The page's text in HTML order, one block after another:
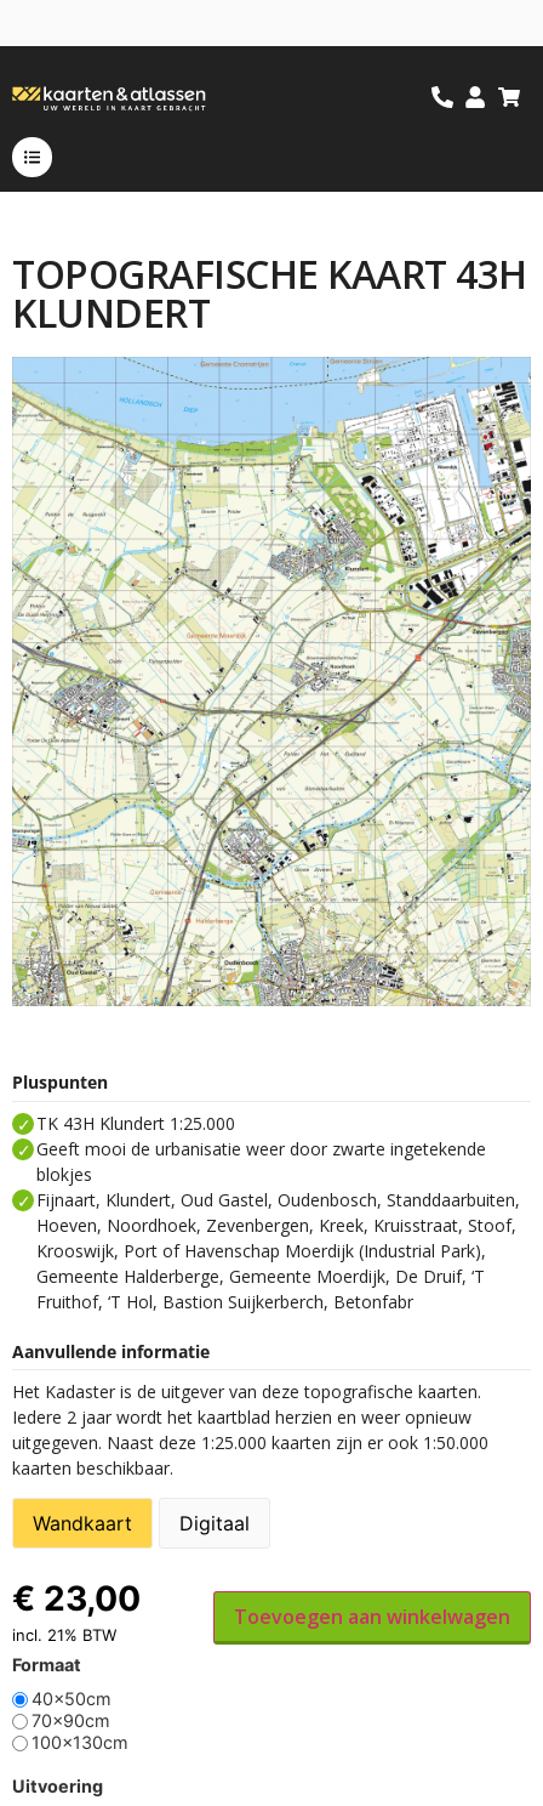
TOPOGRAFISCHE KAART 43H
KLUNDERT
Pluspunten
TK 43H Klundert 1:25.000
Geeft mooi de urbanisatie weer door zwarte ingetekende
blokjes
Fijnaart, Klundert, Oud Gastel, Oudenbosch, Standdaarbuiten,
Hoeven, Noordhoek, Zevenbergen, Kreek, Kruisstraat, Stoof,
Krooswijk, Port of Havenschap Moerdijk (Industrial Park),
Gemeente Halderberge, Gemeente Moerdijk, De Druif, ‘T
Fruithof, ‘T Hol, Bastion Suijkerberch, Betonfabr
Aanvullende informatie
Het Kadaster is de uitgever van deze topografische kaarten.
Iedere 2 jaar wordt het kaartblad herzien en weer opnieuw
uitgegeven. Naast deze 1:25.000 kaarten zijn er ook 1:50.000
kaarten beschikbaar.
Wandkaart Digitaal
Formaat
40x50cm
70x90cm
100x130cm
Uitvoering
€ 23,00
incl. 21% BTW
Toevoegen aan winkelwagen